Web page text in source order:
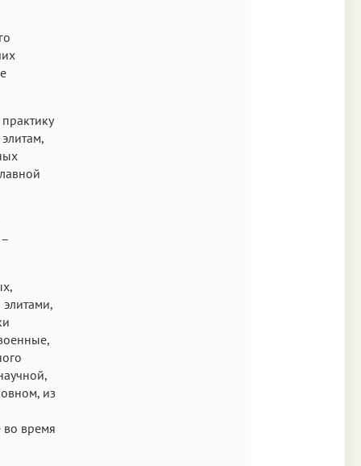
Mono
из
во время